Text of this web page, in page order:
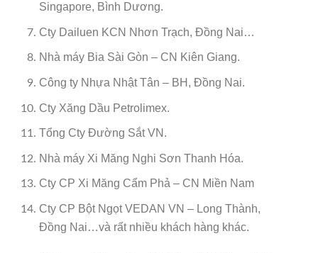
Singapore, Bình Dương.
Cty Dailuen KCN Nhơn Trạch, Đồng Nai…
Nhà máy Bia Sài Gòn – CN Kiên Giang.
Công ty Nhựa Nhật Tân – BH, Đồng Nai.
Cty Xăng Dầu Petrolimex.
Tổng Cty Đường Sắt VN.
Nhà máy Xi Măng Nghi Sơn Thanh Hóa.
Cty CP Xi Măng Cẩm Phả – CN Miền Nam
Cty CP Bột Ngọt VEDAN VN – Long Thành,
Đồng Nai…và rất nhiều khách hàng khác.